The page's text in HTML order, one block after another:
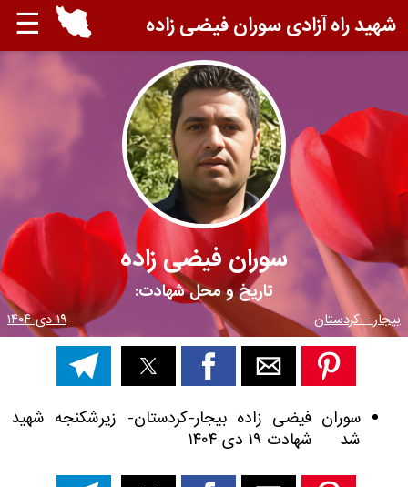
☰ شهید راه آزادی سوران فیضی زاده
سوران فیضی زاده
تاریخ و محل شهادت:
بیجار - کردستان ۱۹ دی ۱۴۰۴
سوران فیضی زاده بیجار-کردستان- زیرشکنجه شهید
شد شهادت ۱۹ دی ۱۴۰۴